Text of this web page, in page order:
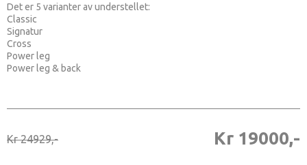
Det er 5 varianter av understellet:
Classic
Signatur
Cross
Power leg
Power leg & back
Kr 24929,- Kr 19000,-